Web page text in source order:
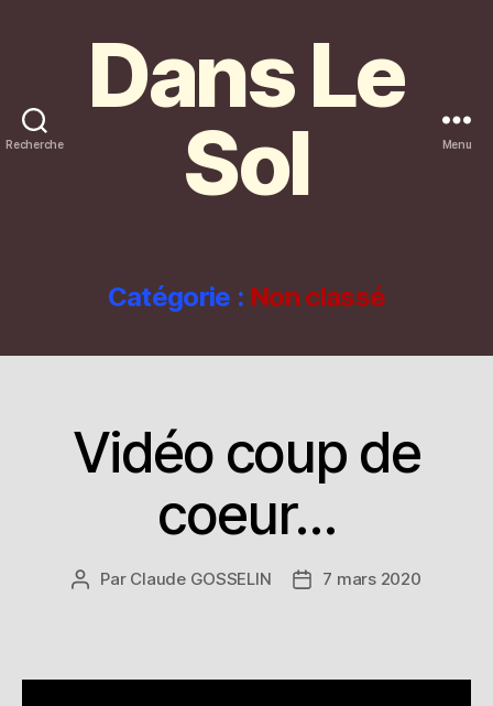
Recherche
Dans Le
Sol
Menu
Catégorie : Non classé
Vidéo coup de
coeur…
Auteur
Par Claude GOSSELIN
Date7 mars 2020